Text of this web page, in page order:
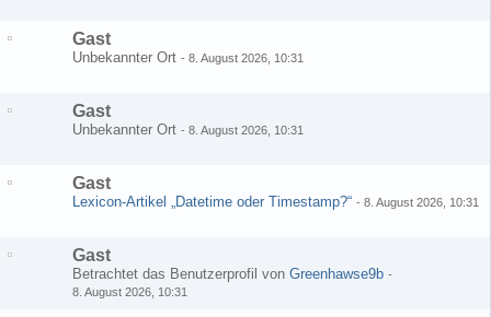
Gast
Unbekannter Ort - 8. August 2026, 10:31
Gast
Unbekannter Ort - 8. August 2026, 10:31
Gast
Lexicon-Artikel „Datetime oder Timestamp?“ - 8. August 2026, 10:31
Gast
Betrachtet das Benutzerprofil von Greenhawse9b -
8. August 2026, 10:31